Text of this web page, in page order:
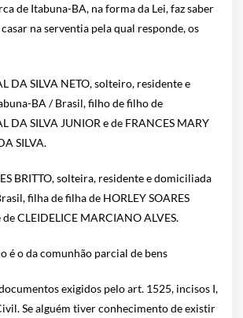
de Itabuna-BA, na forma da Lei, faz saber
na serventia pela qual responde, os
DA SILVA NETO, solteiro, residente e
BA / Brasil, filho de filho de
DA SILVA JUNIOR e de FRANCES MARY
SILVA.
BRITTO, solteira, residente e domiciliada
filha de filha de HORLEY SOARES
de CLEIDELICE MARCIANO ALVES.
é o da comunhão parcial de bens
exigidos pelo art. 1525, incisos I,
Se alguém tiver conhecimento de existir